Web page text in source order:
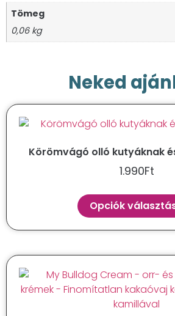
Tömeg
0,06 kg
Neked
Körömvágó olló kutyáknak
1.990Ft
Opciók